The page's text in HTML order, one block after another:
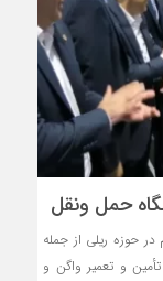
حمل‌ ونقل
حوزه ریلی از جمله
و تعمیر واگن و